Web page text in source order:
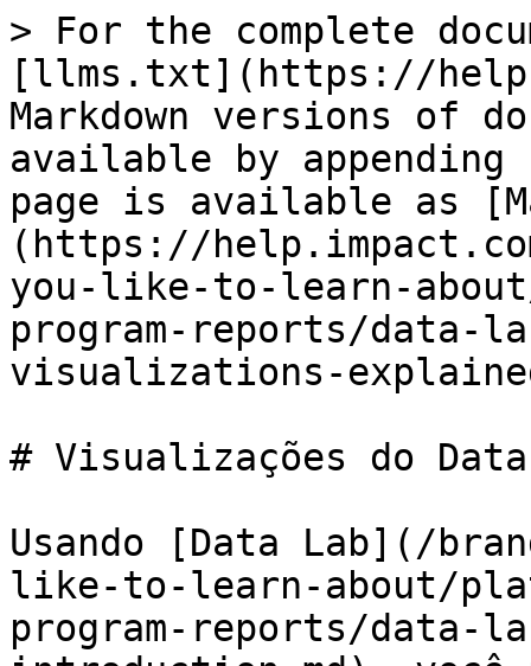
> For the complete
[llms.txt](https://
Markdown versions of
available by
page is available as
(https://
you-like-to-learn-
program-reports/data-
visualizations-
# Visualizações do
Usando [Data Lab](/
like-to-learn-about/
program-reports/data-